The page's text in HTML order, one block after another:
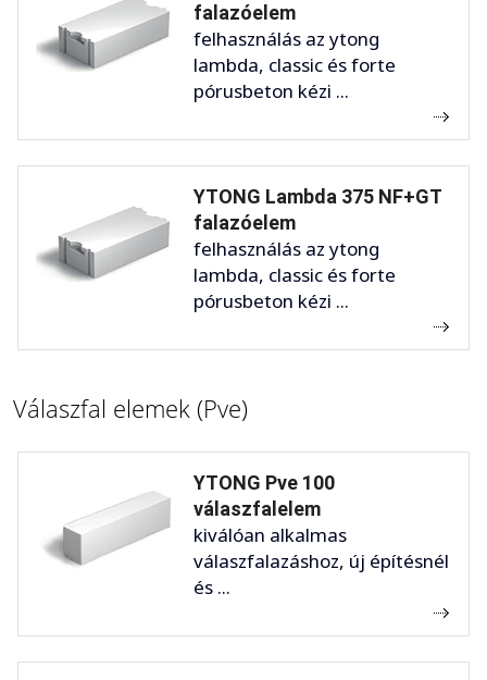
falazóelem
felhasználás az ytong
lambda, classic és forte
pórusbeton kézi ...
YTONG Lambda 375 NF+GT
falazóelem
felhasználás az ytong
lambda, classic és forte
pórusbeton kézi ...
Válaszfal elemek (Pve)
YTONG Pve 100
válaszfalelem
kiválóan alkalmas
válaszfalazáshoz, új építésnél
és ...